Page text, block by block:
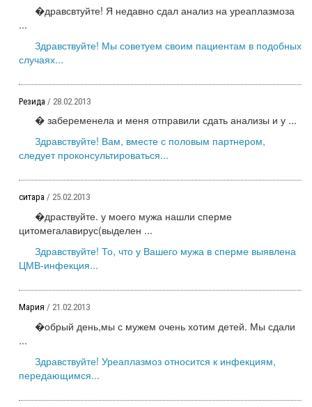
�дравсвтуйте! Я недавно сдал анализ на уреаплазмоза
...
Здравствуйте! Мы советуем своим пациентам в подобных
случаях...
Резида / 28.02.2013
� забеременела и меня отправили сдать анализы и у ...
Здравствуйте! Вам, вместе с половым партнером,
следует проконсультироваться...
ситара / 25.02.2013
�драствуйте. у моего мужа нашли сперме
цитомегалавирус(выделен ...
Здравствуйте! То, что у Вашего мужа в сперме выявлена
ЦМВ-инфекция...
Мария / 21.02.2013
�обрый день,мы с мужем очень хотим детей. Мы сдали
...
Здравствуйте! Уреаплазмоз относится к инфекциям,
передающимся...